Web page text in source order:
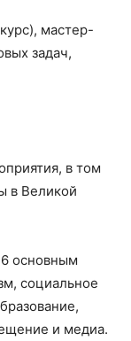
мастер-
задач,
в том
в Великой
6 основным
социальное
и медиа.